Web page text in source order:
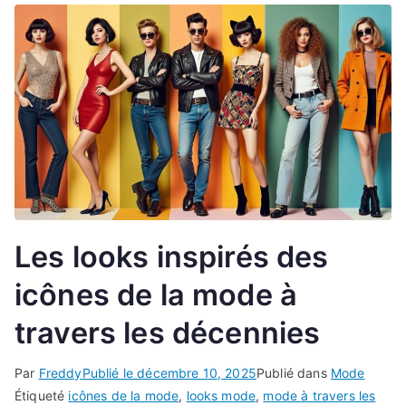
Les looks inspirés des
icônes de la mode à
travers les décennies
Par FreddyPublié ledécembre 10, 2025Publié dans Mode
Étiqueté icônes de la mode, looks mode, mode à travers les